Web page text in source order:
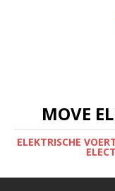
MOVE
ELEKTRISCHE